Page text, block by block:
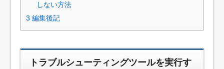
しない方法
3 編集後記
トラブルシューティングツールを実行す